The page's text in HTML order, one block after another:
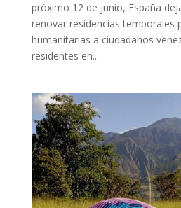
próximo 12 de junio, España
renovar residencias temporales
humanitarias a ciudadanos
residentes en...